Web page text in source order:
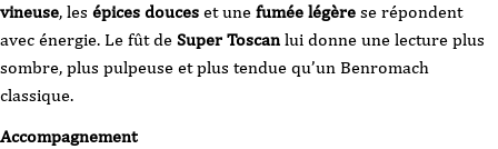
vineuse, les épices douces et une fumée légère se répondent
avec énergie. Le fût de Super Toscan lui donne une lecture plus
sombre, plus pulpeuse et plus tendue qu’un Benromach
classique.
Accompagnement
Toscan
Itinéraires
70